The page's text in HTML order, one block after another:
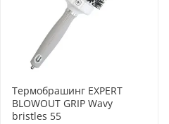
Термобрашинг EXPERT
BLOWOUT GRIP Wavy
bristles 55